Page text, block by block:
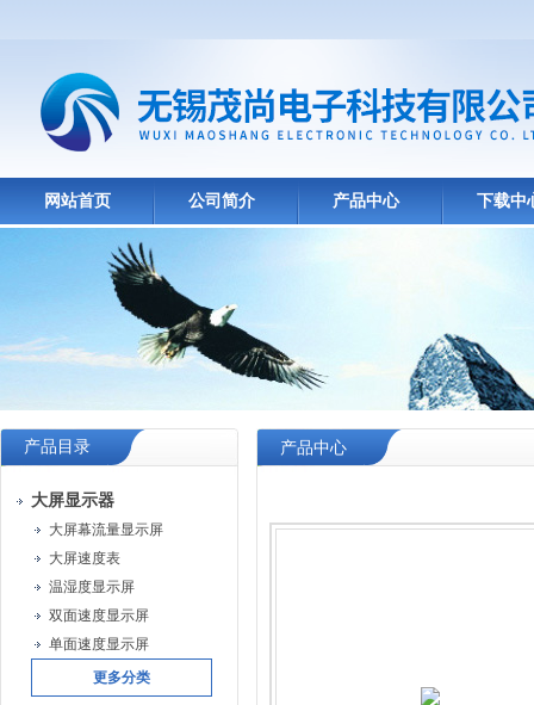
网站首页 公司简介 产品中心 下载中
产品目录
大屏显示器
大屏幕流量显示屏
大屏速度表
温湿度显示屏
双面速度显示屏
单面速度显示屏
更多分类
产品中心